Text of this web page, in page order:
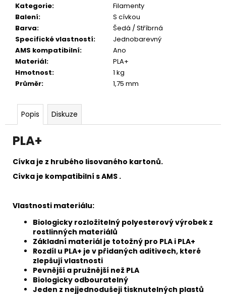
Kategorie:
Filamenty
Balení:
S cívkou
Barva:
Šedá / Stříbrná
Specifické vlastností:
Jednobarevný
AMS kompatibilní:
Ano
Materiál:
PLA+
Hmotnost:
1 kg
Průměr: 1,75 mm
Popis Diskuze
PLA+
Cívka je z hrubého lisovaného kartonů.
Cívka je kompatibilní s AMS .
Vlastnosti materiálu:
Biologicky rozložitelný polyesterový výrobek z
rostlinných materiálů
Základní materiál je totožný pro PLA i PLA+
Rozdíl u PLA+ je v přidaných aditivech, které
zlepšují vlastnosti
Pevnější a pružnější než PLA
Biologicky odbouratelný
Jeden z nejjednodušeji tisknutelných plastů
e
m
e